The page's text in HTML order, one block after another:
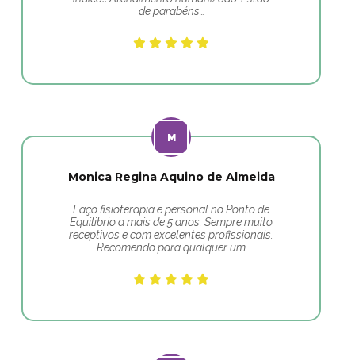
de parabéns…
Monica Regina Aquino de Almeida
Faço fisioterapia e personal no Ponto de
Equilibrio a mais de 5 anos. Sempre muito
receptivos e com excelentes profissionais.
Recomendo para qualquer um